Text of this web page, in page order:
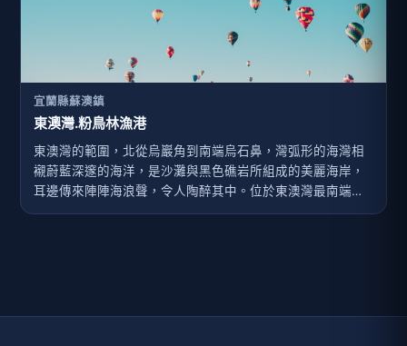
宜蘭縣蘇澳鎮
東澳灣.粉鳥林漁港
東澳灣的範圍，北從烏巖角到南端烏石鼻，灣弧形的海灣相
襯蔚藍深邃的海洋，是沙灘與黑色礁岩所組成的美麗海岸，
耳邊傳來陣陣海浪聲，令人陶醉其中。位於東澳灣最南端烏
石鼻的粉鳥林漁港，有著獨特隱蔽的地理位置，粉鳥林漁港